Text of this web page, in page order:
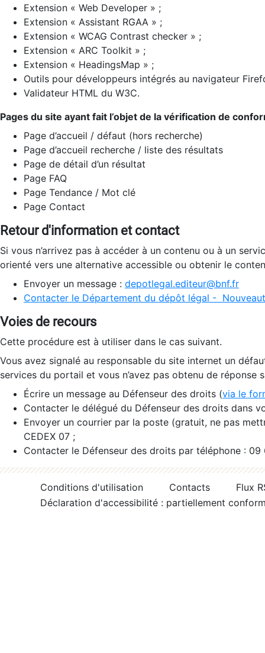
Extension « Web Developer » ;
Extension « Assistant RGAA » ;
Extension « WCAG Contrast checker » ;
Extension « ARC Toolkit » ;
Extension « HeadingsMap » ;
Outils pour développeurs intégrés au navigateur
Validateur HTML du W3C.
Pages du site ayant fait l’objet de la vérification de
Page d’accueil / défaut (hors recherche)
Page d’accueil recherche / liste des résultats
Page de détail d’un résultat
Page FAQ
Page Tendance / Mot clé
Page Contact
Retour d'information et contact
Si vous n’arrivez pas à accéder à un contenu ou à un
orienté vers une alternative accessible ou obtenir le
Envoyer un message : depotlegal.editeur@bnf.fr
Contacter le Département du dépôt légal -
Voies de recours
Cette procédure est à utiliser dans le cas suivant.
Vous avez signalé au responsable du site internet un
services du portail et vous n’avez pas obtenu de réponse
Écrire un message au Défenseur des droits (via le
Contacter le délégué du Défenseur des droits dans
Envoyer un courrier par la poste (gratuit, ne pas
CEDEX 07 ;
Contacter le Défenseur des droits par téléphone :
Conditions d'utilisation Contacts
Flux
Déclaration d'accessibilité : partiellement